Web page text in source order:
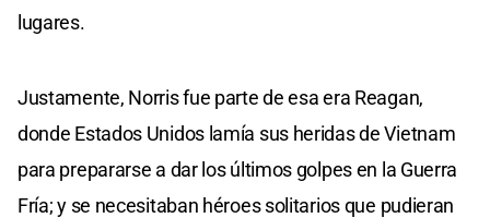
lugares.
Justamente, Norris fue parte de esa era Reagan,
donde Estados Unidos lamía sus heridas de Vietnam
para prepararse a dar los últimos golpes en la Guerra
Fría; y se necesitaban héroes solitarios que pudieran